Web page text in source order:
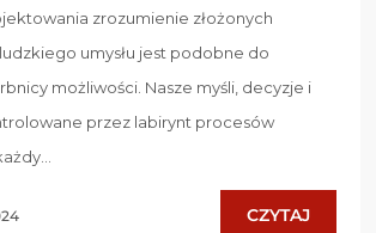
zrozumienie złożonych
umysłu jest podobne do
możliwości. Nasze myśli, decyzje i
przez labirynt procesów
CZYTAJ